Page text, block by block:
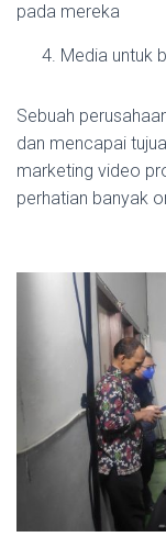
pada mereka
Media untuk
Sebuah
dan mencapai
marketing video
perhatian banyak